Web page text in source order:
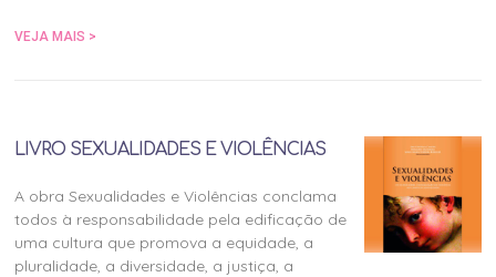
VEJA MAIS >
LIVRO SEXUALIDADES E VIOLÊNCIAS
A obra Sexualidades e Violências conclama
todos à responsabilidade pela edificação de
uma cultura que promova a equidade, a
pluralidade, a diversidade, a justiça, a